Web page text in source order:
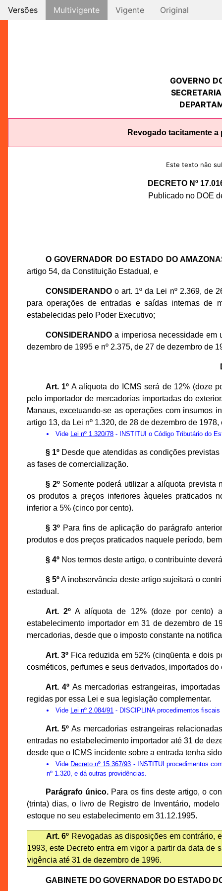
Versões Multivigente Vigente Original
GOVERNO
Revogado tacitamente a
Este texto não
DECRETO Nº
Publicado no DOE
O GOVERNADOR DO ESTADO DO
artigo 54, da Constituição Estadual, e
CONSIDERANDOo art. 1º da Lei nº 2.369, de
para operações de entradas e saídas internas de
estabelecidas pelo Poder Executivo;
CONSIDERANDOa imperiosa necessidade em
dezembro de 1995 e nº 2.375, de 27 de dezembro de
Art. 1º A alíquota do ICMS será de 12% (doze
pelo importador de mercadorias importadas do
Manaus, excetuando-se as operações com insumos
artigo 13, da Lei nº 1.320, de 28 de dezembro de
Vide Lei nº 1.320/78 - INSTITUI o Código Tributário do
§ 1ºDesde que atendidas as condições
as fases de comercialização.
§ 2ºSomente poderá utilizar a alíquota prevista
os produtos a preços inferiores àqueles praticados
inferior a 5% (cinco por cento).
§ 3º Para fins de aplicação do parágrafo
produtos e dos preços praticados naquele período,
§ 4ºNos termos deste artigo, o contribuinte
§ 5ºA inobservância deste artigo sujeitará o
estadual.
Art. 2ºA alíquota de 12% (doze por cento)
estabelecimento importador em 31 de dezembro de
mercadorias, desde que o imposto constante na
Art. 3º Fica reduzida em 52% (cinqüenta e dois
cosméticos, perfumes e seus derivados, importados
Art. 4º As mercadorias estrangeiras,
regidas por essa Lei e sua legislação complementar.
Vide Lei nº 2.084/91 - DISCIPLINA procedimentos
Art. 5º As mercadorias estrangeiras
entradas no estabelecimento importador até 31 de
desde que o ICMS incidente sobre a entrada tenha
Vide Decreto nº 15.367/93 - INSTITUI procedimentos
nº 1.320, e dá outras providências.
Parágrafo único.Para os fins deste artigo, o
(trinta) dias, o livro de Registro de Inventário,
estoque no seu estabelecimento em 31.12.1995.
Art. 6º Revogadas as disposições em contrário,
1993, este Decreto entra em vigor a partir da data de
vigência até 31 de dezembro de 1996.
GABINETE DO GOVERNADOR DO ESTADO